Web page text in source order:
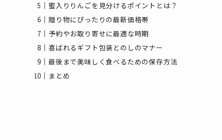
蜜入りりんごを見分けるポイントとは？
贈り物にぴったりの最新価格帯
予約やお取り寄せに最適な時期
喜ばれるギフト包装とのしのマナー
最後まで美味しく食べるための保存方法
まとめ